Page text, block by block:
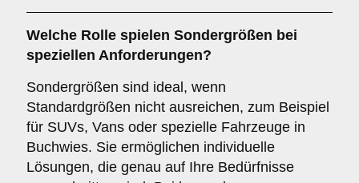
Welche Rolle spielen Sondergrößen bei
speziellen Anforderungen?
Sondergrößen sind ideal, wenn
Standardgrößen nicht ausreichen, zum Beispiel
für SUVs, Vans oder spezielle Fahrzeuge in
Buchwies. Sie ermöglichen individuelle
Lösungen, die genau auf Ihre Bedürfnisse